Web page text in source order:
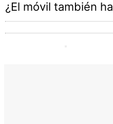
¿El móvil también